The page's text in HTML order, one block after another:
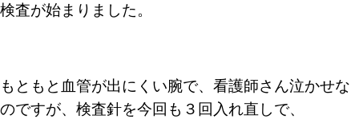
検査が始まりました。
もともと血管が出にくい腕で、看護師さん泣かせな
のですが、検査針を今回も ３回入れ直しで、